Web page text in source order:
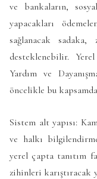
ve bankaların,
yapacakları
sağlanacak
desteklenebilir.
Yardım ve
öncelikle bu
Sistem alt yapısı:
ve halkı
yerel çapta tanıtım
zihinleri karıştıracak